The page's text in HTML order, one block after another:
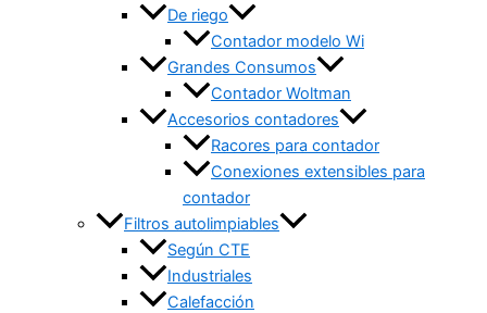
De riego
Contador modelo Wi
Grandes Consumos
Contador Woltman
Accesorios contadores
Racores para contador
Conexiones extensibles para
contador
Filtros autolimpiables
Según CTE
Industriales
Calefacción